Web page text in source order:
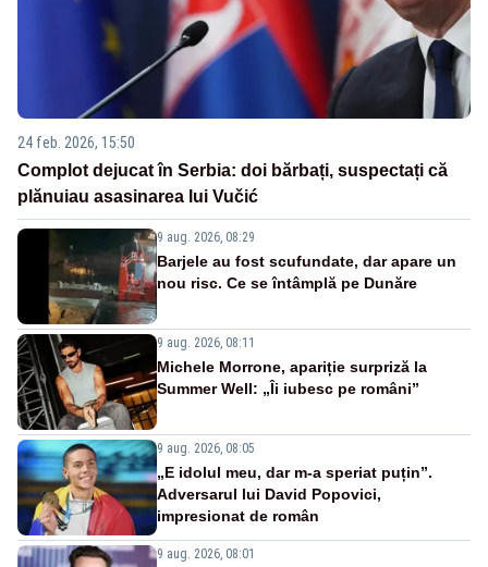
24 feb. 2026, 15:50
Complot dejucat în Serbia: doi bărbați, suspectați că
plănuiau asasinarea lui Vučić
9 aug. 2026, 08:29
Barjele au fost scufundate, dar apare un
nou risc. Ce se întâmplă pe Dunăre
9 aug. 2026, 08:11
Michele Morrone, apariție surpriză la
Summer Well: „Îi iubesc pe români”
9 aug. 2026, 08:05
„E idolul meu, dar m-a speriat puțin”.
Adversarul lui David Popovici,
impresionat de român
9 aug. 2026, 08:01